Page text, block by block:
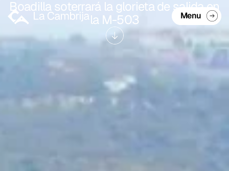
Menu
Boadilla soterrará la glorieta de salida en
la M-503